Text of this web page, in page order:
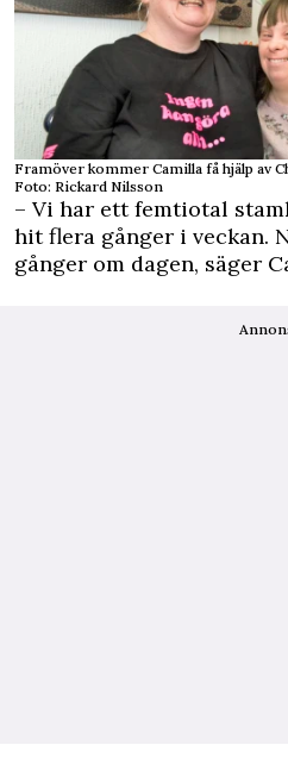
Framöver kommer Camilla få hjälp av
Foto: Rickard Nilsson
– Vi har ett femtiotal
hit flera gånger i veckan.
gånger om dagen, säger